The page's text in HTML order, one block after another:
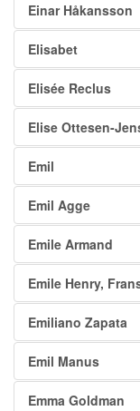
Einar Håkansson
Elisabet
Elisée Reclus
Elise Ottesen-
Emil
Emil Agge
Emile Armand
Emile Henry,
Emiliano Zapata
Emil Manus
Emma Goldman